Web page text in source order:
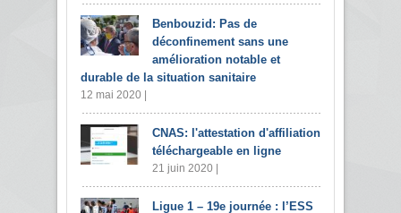
Benbouzid: Pas de
déconfinement sans une
amélioration notable et
durable de la situation sanitaire
12 mai 2020 |
CNAS: l'attestation d'affiliation
téléchargeable en ligne
21 juin 2020 |
Ligue 1 – 19e journée : l’ESS